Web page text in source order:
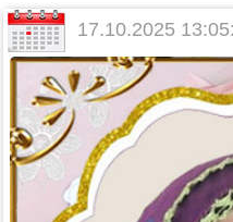
17.10.2025